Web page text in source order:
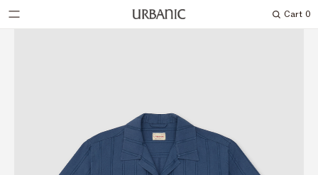
Search
Cart 0